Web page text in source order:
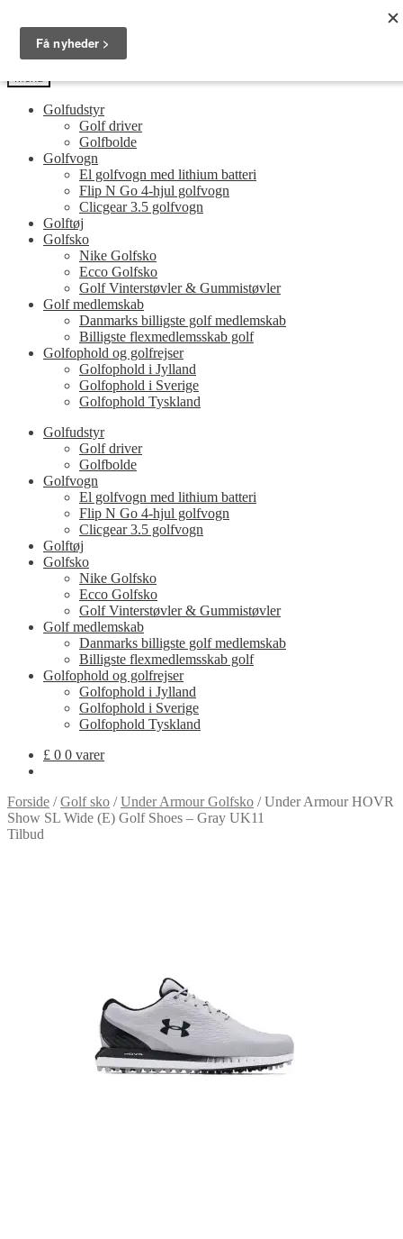
navigation
indhold
Guides og tips til dit næste golfudstyr
Menu
Golfudstyr
Golf driver
Golfbolde
Golfvogn
El golfvogn med lithium batteri
Flip N Go 4-hjul golfvogn
Clicgear 3.5 golfvogn
Golftøj
Golfsko
Nike Golfsko
Ecco Golfsko
Golf Vinterstøvler & Gummistøvler
Golf medlemskab
Danmarks billigste golf medlemskab
Billigste flexmedlemsskab golf
Golfophold og golfrejser
Golfophold i Jylland
Golfophold i Sverige
Golfophold Tyskland
Golfudstyr
Golf driver
Golfbolde
Golfvogn
El golfvogn med lithium batteri
Flip N Go 4-hjul golfvogn
Clicgear 3.5 golfvogn
Golftøj
Golfsko
Nike Golfsko
Ecco Golfsko
Golf Vinterstøvler & Gummistøvler
Golf medlemskab
Danmarks billigste golf medlemskab
Billigste flexmedlemsskab golf
Golfophold og golfrejser
Golfophold i Jylland
Golfophold i Sverige
Golfophold Tyskland
£ 0 0 varer
Forside /Golf sko /Under Armour Golfsko /Under Armour HOVR
Show SL Wide (E) Golf Shoes – Gray UK11
Tilbud